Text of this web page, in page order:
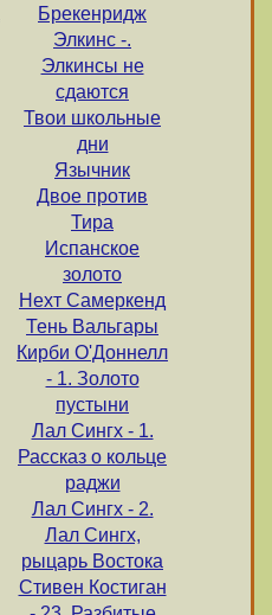
Брекенридж
Элкинс -.
Элкинсы не
сдаются
Твои школьные
дни
Язычник
Двое против
Тира
Испанское
золото
Нехт Самеркенд
Тень Вальгары
Кирби О'Доннелл
- 1. Золото
пустыни
Лал Сингх - 1.
Рассказ о кольце
раджи
Лал Сингх - 2.
Лал Сингх,
рыцарь Востока
Стивен Костиган